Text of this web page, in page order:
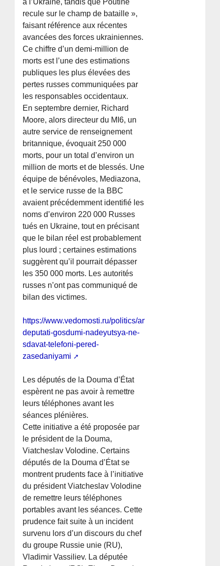
à l’Ukraine, tandis que Poutine
recule sur le champ de bataille »,
faisant référence aux récentes
avancées des forces ukrainiennes.
Ce chiffre d’un demi-million de
morts est l’une des estimations
publiques les plus élevées des
pertes russes communiquées par
les responsables occidentaux.
En septembre dernier, Richard
Moore, alors directeur du MI6, un
autre service de renseignement
britannique, évoquait 250 000
morts, pour un total d’environ un
million de morts et de blessés. Une
équipe de bénévoles, Mediazona,
et le service russe de la BBC
avaient précédemment identifié les
noms d’environ 220 000 Russes
tués en Ukraine, tout en précisant
que le bilan réel est probablement
plus lourd ; certaines estimations
suggèrent qu’il pourrait dépasser
les 350 000 morts. Les autorités
russes n’ont pas communiqué de
bilan des victimes.
https://www.vedomosti.ru/politics/articles/2026/05/27/
deputati-gosdumi-nadeyutsya-ne-
sdavat-telefoni-pered-
zasedaniyami
Les députés de la Douma d’État
espèrent ne pas avoir à remettre
leurs téléphones avant les
séances plénières.
Cette initiative a été proposée par
le président de la Douma,
Viatcheslav Volodine. Certains
députés de la Douma d’État se
montrent prudents face à l’initiative
du président Viatcheslav Volodine
de remettre leurs téléphones
portables avant les séances. Cette
prudence fait suite à un incident
survenu lors d’un discours du chef
du groupe Russie unie (RU),
Vladimir Vassiliev. La députée